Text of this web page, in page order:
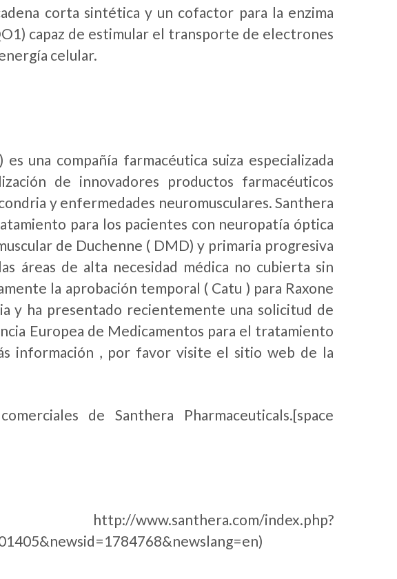
corta sintética y un cofactor para la enzima
capaz de estimular el transporte de electrones
celular.
una compañía farmacéutica suiza especializada
de innovadores productos farmacéuticos
y enfermedades neuromusculares. Santhera
para los pacientes con neuropatía óptica
de Duchenne ( DMD) y primaria progresiva
áreas de alta necesidad médica no cubierta sin
la aprobación temporal ( Catu ) para Raxone
y ha presentado recientemente una solicitud de
Europea de Medicamentos para el tratamiento
información , por favor visite el sitio web de la
de Santhera Pharmaceuticals.[space
index.php?